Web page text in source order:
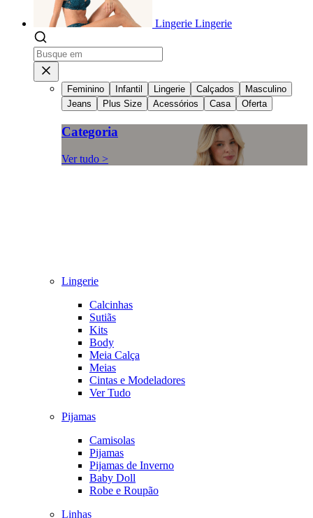
Lingerie Lingerie
Feminino Infantil Lingerie Calçados
Masculino
Jeans
Plus Size Acessórios Casa Oferta
Categoria
Ver tudo >
Lingerie
Calcinhas
Sutiãs
Kits
Body
Meia Calça
Meias
Cintas e Modeladores
Ver Tudo
Pijamas
Camisolas
Pijamas
Pijamas de Inverno
Baby Doll
Robe e Roupão
Linhas